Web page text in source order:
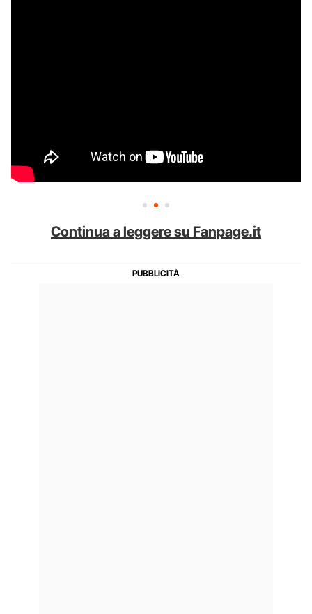
Continua a leggere su Fanpage.it